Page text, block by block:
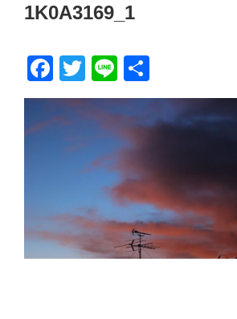
1K0A3169_1
F
a
c
o
k
T
wi
tt
er
Li
n
e
有